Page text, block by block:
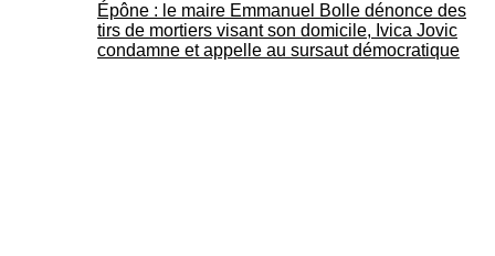
Épône : le maire Emmanuel Bolle dénonce des
tirs de mortiers visant son domicile, Ivica Jovic
condamne et appelle au sursaut démocratique